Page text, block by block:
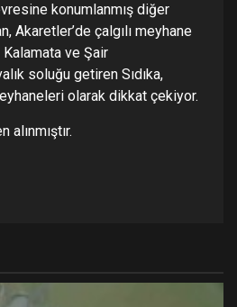
konumlanmış diğer
Akaretler’de çalgılı meyhane
ve Şair
soluğu getiren Sıdıka,
olarak dikkat çekiyor.
alınmıştır.